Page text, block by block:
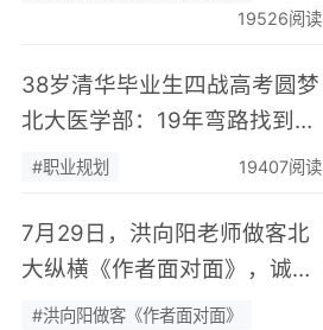
19526阅读
38岁清华毕业生四战高考圆梦
北大医学部：19年弯路找到终
身热爱，可幸又可惜！
#职业规划 19407阅读
7月29日，洪向阳老师做客北
大纵横《作者面对面》，诚邀
您现场相聚！
#洪向阳做客《作者面对面》